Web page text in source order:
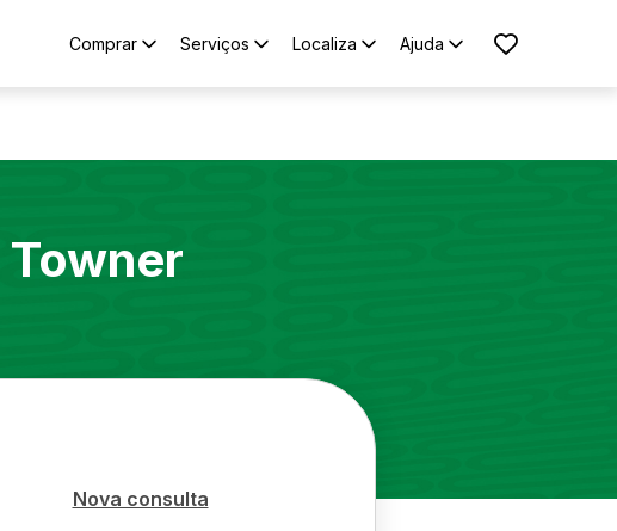
Comprar Serviços Localiza Ajuda
Towner
Nova consulta